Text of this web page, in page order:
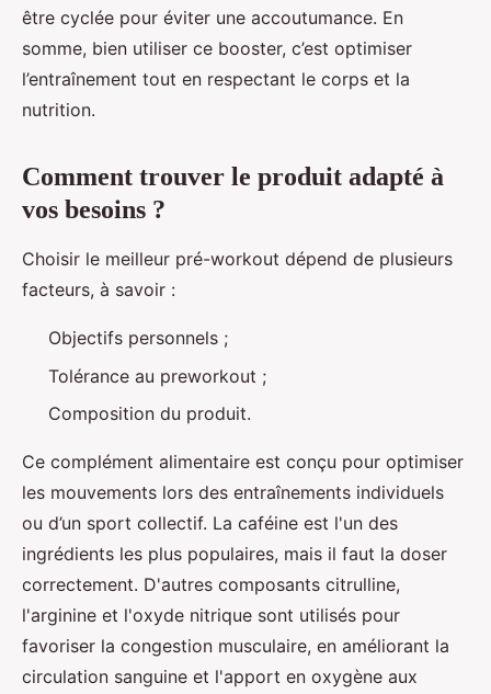
être cyclée pour éviter une accoutumance. En
somme, bien utiliser ce booster, c’est optimiser
l’entraînement tout en respectant le corps et la
nutrition.
Comment trouver le produit adapté à
vos besoins ?
Choisir le meilleur pré-workout dépend de plusieurs
facteurs, à savoir :
Objectifs personnels ;
Tolérance au preworkout ;
Composition du produit.
Ce complément alimentaire est conçu pour optimiser
les mouvements lors des entraînements individuels
ou d’un sport collectif. La caféine est l'un des
ingrédients les plus populaires, mais il faut la doser
correctement. D'autres composants citrulline,
l'arginine et l'oxyde nitrique sont utilisés pour
favoriser la congestion musculaire, en améliorant la
circulation sanguine et l'apport en oxygène aux